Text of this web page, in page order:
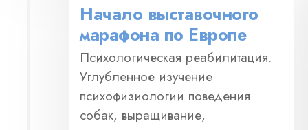
Начало выставочного
марафона по Европе
Психологическая реабилитация.
Углубленное изучение
психофизиологии поведения
собак, выращивание,